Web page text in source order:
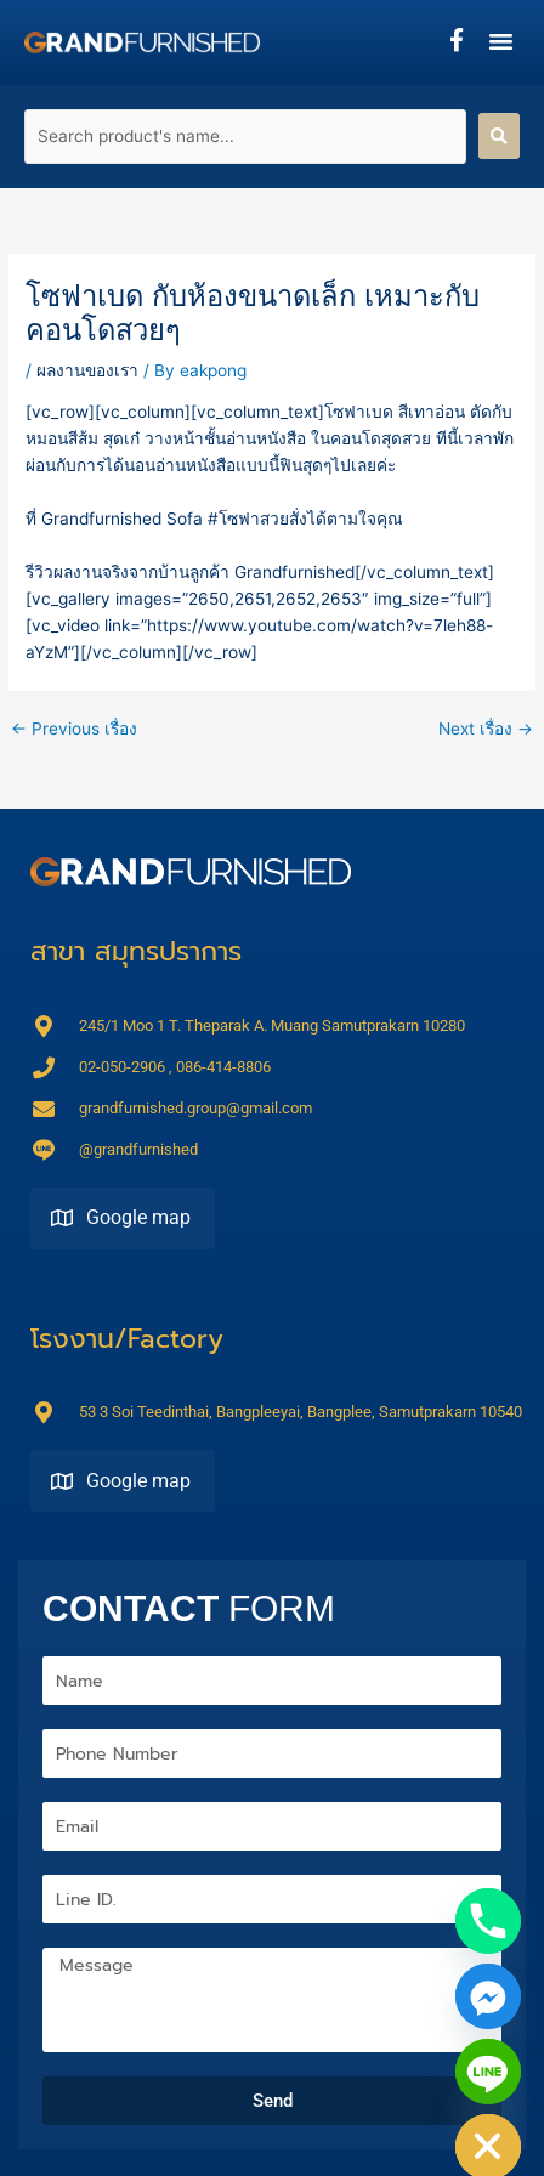
product's
โซฟาเบด กับห้องขนาดเล็ก เหมาะกับ
คอนโดสวยๆ
/ผลงานของเรา / Byeakpong
[vc_row][vc_column][vc_column_text]โซฟาเบด สีเทาอ่อน ตัดกับ
หมอนสีส้ม สุดเก๋ วางหน้าชั้นอ่านหนังสือ ในคอนโดสุดสวย ทีนี้เวลาพัก
ผ่อนกับการได้นอนอ่านหนังสือแบบนี้ฟินสุดๆไปเลยค่ะ
ที่ Grandfurnished Sofa#โซฟาสวยสั่งได้ตามใจคุณ
รีวิวผลงานจริงจากบ้านลูกค้า Grandfurnished[/vc_column_text]
[vc_gallery images=”2650,2651,2652,2653″ img_size=”full”]
[vc_video link=”https://www.youtube.com/watch?v=7leh88-
aYzM”][/vc_column][/vc_row]
← Previous เรื่อง Next เรื่อง →
สาขา สมุทรปราการ
245/1 Moo 1 T. Theparak A. Muang Samutprakarn 10280
02-050-2906 , 086-414-8806
grandfurnished.group@gmail.com
@grandfurnished
Google map
โรงงาน/Factory
53 3 Soi Teedinthai, Bangpleeyai, Bangplee, Samutprakarn 10540
Google map
CONTACT FORM
Message
Send Hide
chaty